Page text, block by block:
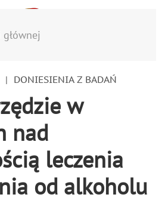
DONIESIENIA Z BADAŃ
w
nad
leczenia
od alkoholu